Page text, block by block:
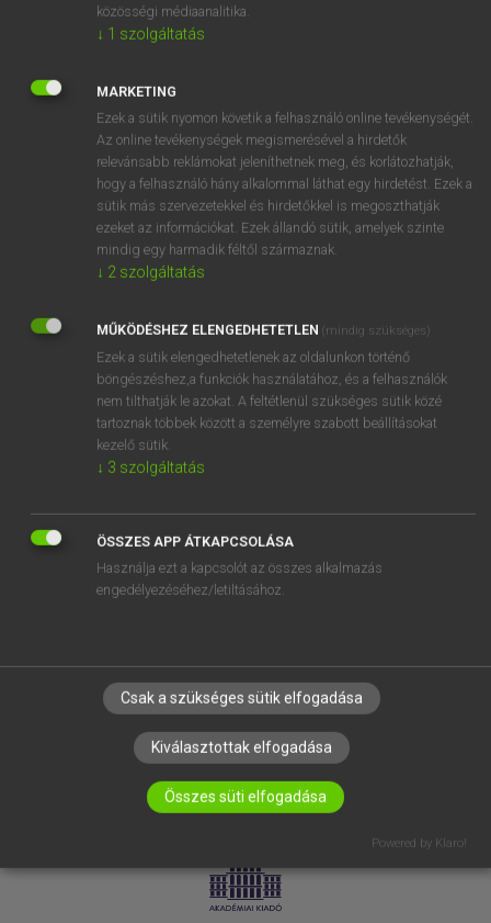
OOOOPS!
SZOTAR.NET APPLIKÁCIÓ
MICROSOFT OFFICE BŐVÍTMÉNY
BEÉPÜLŐ SZÓTÁRMODUL
ONLINE NYELVVIZSGA
EGYÉNI FELHASZNÁLÓKNAK
TANULÓKNAK
OKTATÁSI INTÉZMÉNYEKNEK
VÁLLALATI MEGOLDÁSOK
RÓLUNK
ELÉRHETŐSÉG
SÜTI BEÁLLÍTÁSOK
LICENCSZERZŐDÉS ADATVÉDELEM
közösségi médiaanalitika.
↓ 1 szolgáltatás
MARKETING
Ezek a sütik nyomon követik a felhasználó online tevékenységét.
Az online tevékenységek megismerésével a hirdetők
relevánsabb reklámokat jeleníthetnek meg, és korlátozhatják,
hogy a felhasználó hány alkalommal láthat egy hirdetést. Ezek a
sütik más szervezetekkel és hirdetőkkel is megoszthatják
ezeket az információkat. Ezek állandó sütik, amelyek szinte
mindig egy harmadik féltől származnak.
↓ 2 szolgáltatás
MŰKÖDÉSHEZ ELENGEDHETETLEN (mindig szükséges)
Ezek a sütik elengedhetetlenek az oldalunkon történő
böngészéshez,a funkciók használatához, és a felhasználók
nem tilthatják le azokat. A feltétlenül szükséges sütik közé
tartoznak többek között a személyre szabott beállításokat
kezelő sütik.
↓ 3 szolgáltatás
ÖSSZES APP ÁTKAPCSOLÁSA
Használja ezt a kapcsolót az összes alkalmazás
engedélyezéséhez/letiltásához.
Csak a szükséges sütik elfogadása
Kiválasztottak elfogadása
Összes süti elfogadása
Powered by Klaro!